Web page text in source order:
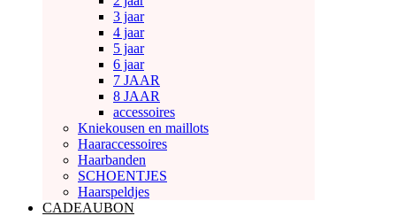
3 jaar
4 jaar
5 jaar
6 jaar
7 JAAR
8 JAAR
accessoires
Kniekousen en maillots
Haaraccessoires
Haarbanden
SCHOENTJES
Haarspeldjes
CADEAUBON